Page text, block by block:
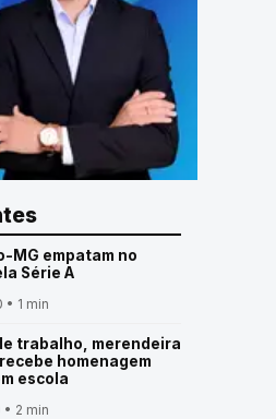
MG empatam no
Série A
1 min
trabalho, merendeira
homenagem
escola
2 min